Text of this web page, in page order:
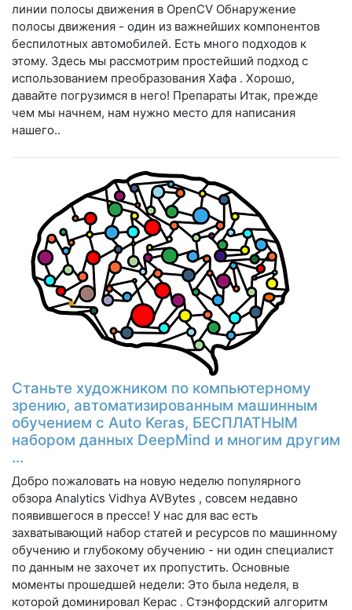
линии полосы движения в OpenCV Обнаружение
полосы движения - один из важнейших компонентов
беспилотных автомобилей. Есть много подходов к
этому. Здесь мы рассмотрим простейший подход с
использованием преобразования Хафа . Хорошо,
давайте погрузимся в него! Препараты Итак, прежде
чем мы начнем, нам нужно место для написания
нашего..
Станьте художником по компьютерному
зрению, автоматизированным машинным
обучением с Auto Keras, БЕСПЛАТНЫМ
набором данных DeepMind и многим другим
...
Добро пожаловать на новую неделю популярного
обзора Analytics Vidhya AVBytes , совсем недавно
появившегося в прессе! У нас для вас есть
захватывающий набор статей и ресурсов по машинному
обучению и глубокому обучению - ни один специалист
по данным не захочет их пропустить. Основные
моменты прошедшей недели: Это была неделя, в
которой доминировал Керас . Стэнфордский алгоритм